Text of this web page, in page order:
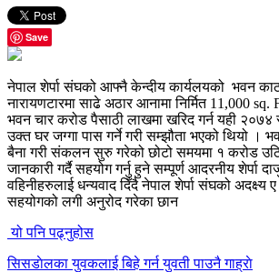
Save
नेपाल शेर्पा संघको आफ्नै केन्दीय कार्यलयको भवन
नारायणटारमा साढे अठार आनामा निर्मित 11,000
भवन चार करोड पैसाठी लाखमा खरिद गर्न यही
उक्त घर जग्गा पास गर्ने गरी सम्झौता भएको थियो ।
बैना गरी संकलन सुरु गरेको छोटो समयमा १ करोड
जानकारी गर्दै सहयोग गर्नु हुने सम्पूर्ण आदरनीय शेर्पा
वहिनीहरुलाई धन्यवाद दिँदै नेपाल शेर्पा संघको अदक्ष्य
सहयोगको लगी अनुरोद गरेका छान
यो पनि पढ्नुहोस
सिसडाेलका युवकलाई बिहे गर्न युवती पाउनै गाह्राे